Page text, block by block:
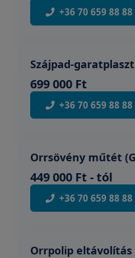
+36 70 659 88 88
Szájpad-
699 000 Ft
+36 70 659 88 88
Orrsövény műtét
449 000 Ft - tól
+36 70 659 88 88
Orrpolip eltávolítás